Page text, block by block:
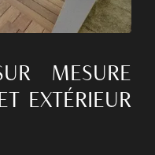
MESURE
EXTÉRIEUR